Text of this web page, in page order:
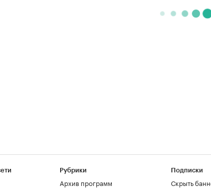
Рубрики
Архив программ
Подписки
Скрыть